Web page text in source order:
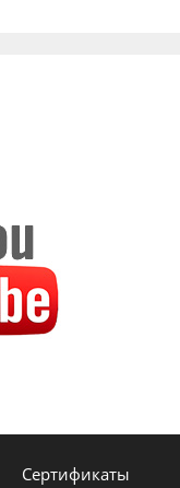
Сертификаты